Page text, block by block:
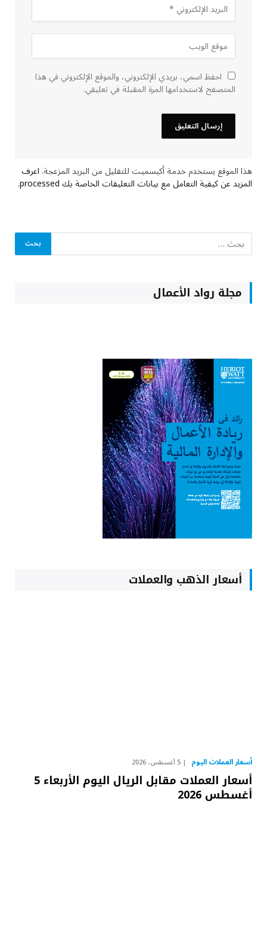
احفظ اسمي، بريدي الإلكتروني، والموقع الإلكتروني في هذا
المتصفح لاستخدامها المرة المقبلة في تعليقي.
هذا الموقع يستخدم خدمة أكيسميت للتقليل من البريد المزعجة.اعرف
المزيد عن كيفية التعامل مع بيانات التعليقات الخاصة بك processed .
مجلة رواد الأعمال
أسعار الذهب والعملات
أسعار العملات اليوم 5 أغسطس، 2026
أسعار العملات مقابل الريال اليوم الأربعاء 5
أغسطس 2026